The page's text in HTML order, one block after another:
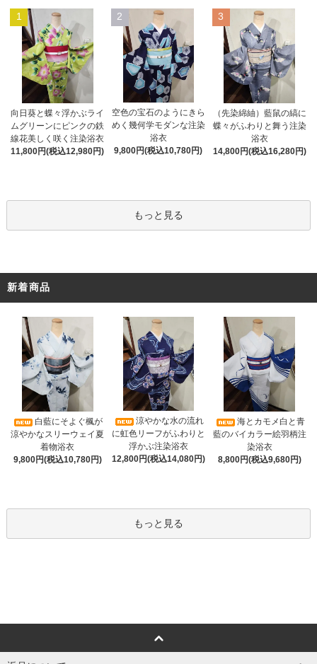
1
向日葵と蝶々浮かぶライ
ムグリーンにピンクの鉄
線花美しく咲く注染浴衣
11,800円(税込12,980円)
2
空色の宝石のようにきら
めく幾何学モダンな注染
浴衣
9,800円(税込10,780円)
3
（先染綿紬）藍鼠の縞に
蝶々がふわりと舞う注染
浴衣
14,800円(税込16,280円)
もっと見る
新着商品
白藍にそよぐ楓が
涼やかなスリーウェイ夏
着物浴衣
9,800円(税込10,780円)
涼やかな水の流れ
に虹色リーフがふわりと
浮かぶ注染浴衣
12,800円(税込14,080円)
海とカモメ白と青
藍のバイカラー絵羽柄注
染浴衣
8,800円(税込9,680円)
もっと見る